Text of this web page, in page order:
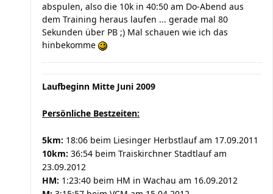
abspulen, also die 10k in 40:50 am Do-Abend aus
dem Training heraus laufen ... gerade mal 80
Sekunden über PB ;) Mal schauen wie ich das
hinbekomme
Laufbeginn Mitte Juni 2009
Persönliche Bestzeiten:
5km: 18:06 beim Liesinger Herbstlauf am 17.09.2011
10km: 36:54 beim Traiskirchner Stadtlauf am
23.09.2012
HM: 1:23:40 beim HM in Wachau am 16.09.2012